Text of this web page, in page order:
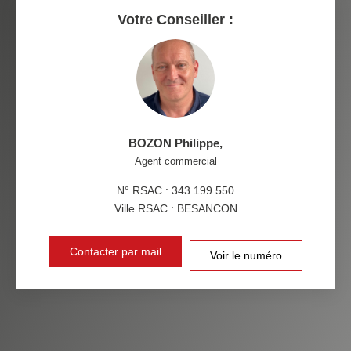
RESTAURANTS ET CAFÉS COMMERCES
Votre Conseiller :
BOZON Philippe,
Agent commercial
N° RSAC : 343 199 550
Ville RSAC : BESANCON
Contacter par mail Voir le numéro